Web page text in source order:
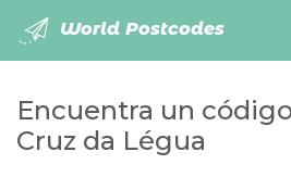
World Postcodes
Encuentra un
Cruz da Légua